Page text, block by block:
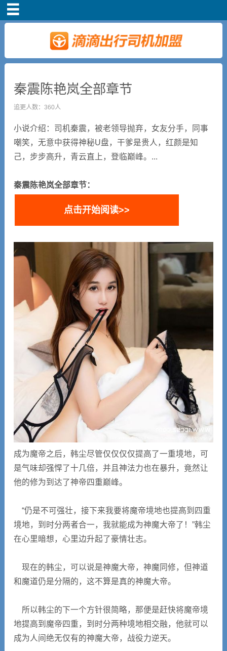
车主注册
补贴政策
司机端下载
秦震陈艳岚全部章节
追更人数：360人
小说介绍：司机秦震，被老领导抛弃，女友分手，同事
嘲笑，无意中获得神秘U盘，干爹是贵人，红颜是知
己，步步高升，青云直上，登临巅峰。...
秦震陈艳岚全部章节：
点击开始阅读>>
成为魔帝之后，韩尘尽管仅仅仅仅提高了一重境地，可
是气味却强悍了十几倍，并且神法力也在暴升，竟然让
他的修为到达了神帝四重巅峰。
“仍是不可强壮，接下来我要将魔帝境地也提高到四重
境地，到时分两者合一，我就能成为神魔大帝了！”韩尘
在心里暗想，心里边升起了豪情壮志。
现在的韩尘，可以说是神魔大帝，神魔同修，但神道
和魔道仍是分隔的，这不算是真的神魔大帝。
所以韩尘的下一个方针很简略，那便是赶快将魔帝境
地提高到魔帝四重，到时分两种境地相交融，他就可以
成为人间绝无仅有的神魔大帝，战役力逆天。